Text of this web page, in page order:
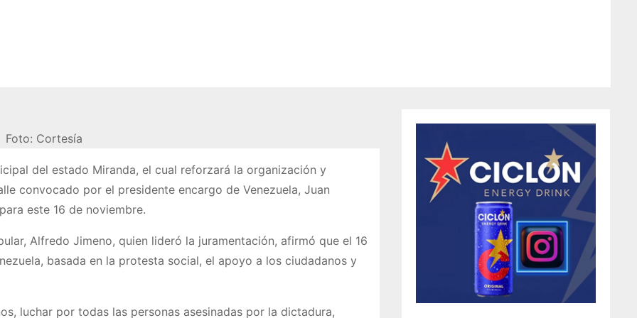
Foto: Cortesía
del estado Miranda, el cual reforzará la organización y
convocado por el presidente encargo de Venezuela, Juan
este 16 de noviembre.
Alfredo Jimeno, quien lideró la juramentación, afirmó que el 16
basada en la protesta social, el apoyo a los ciudadanos y
luchar por todas las personas asesinadas por la dictadura,